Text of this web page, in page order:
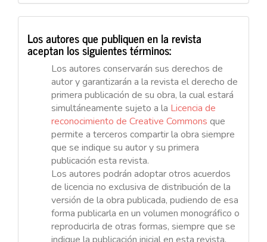
Los autores que publiquen en la revista
aceptan los siguientes términos:
Los autores conservarán sus derechos de
autor y garantizarán a la revista el derecho de
primera publicación de su obra, la cual estará
simultáneamente sujeto a la Licencia de
reconocimiento de Creative Commons que
permite a terceros compartir la obra siempre
que se indique su autor y su primera
publicación esta revista.
Los autores podrán adoptar otros acuerdos
de licencia no exclusiva de distribución de la
versión de la obra publicada, pudiendo de esa
forma publicarla en un volumen monográfico o
reproducirla de otras formas, siempre que se